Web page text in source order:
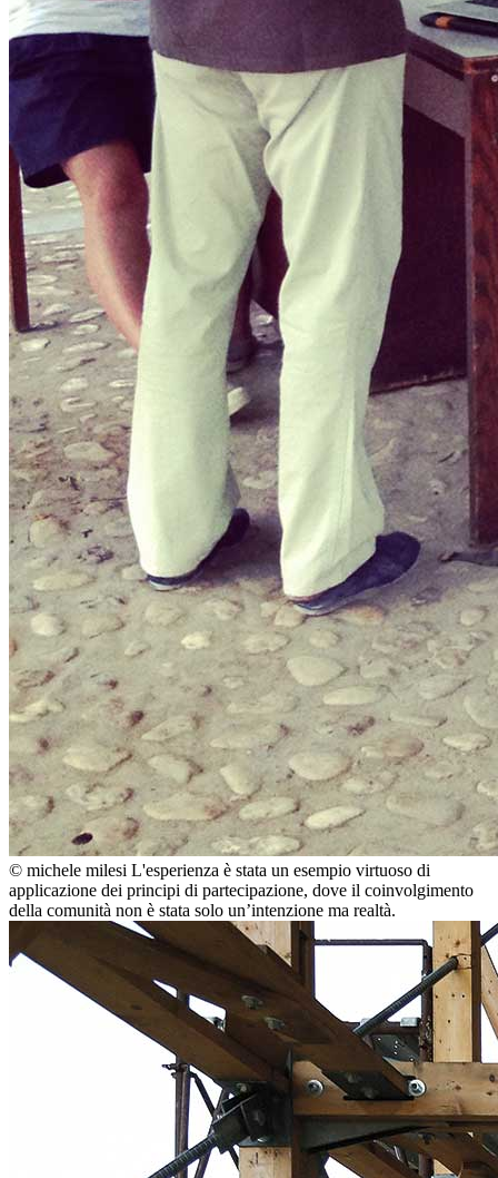
© michele milesi L'esperienza è stata un esempio virtuoso di
applicazione dei principi di partecipazione, dove il coinvolgimento
della comunità non è stata solo un’intenzione ma realtà.